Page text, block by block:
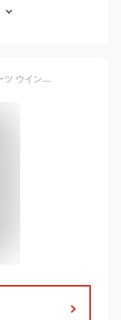
【ムートン中敷き付】 防寒ブーツ スノーブーツ ウインターブーツ ブーツ ★REV 7988097 冬 ムートンブーツ メンズ ムートン メンズブーツ 防寒靴 メンズ冬靴 サイドジップ 靴 シューズ 防滑 撥水 アウトドア キャンプ スノボ 登山 プレゼント ギフト 送料無料